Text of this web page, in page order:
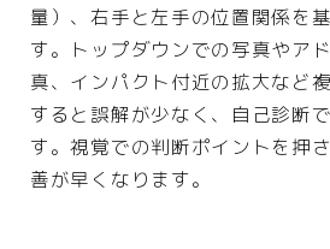
量）、右手と左手の位置関係を
す。トップダウンでの写真やア
真、インパクト付近の拡大など
すると誤解が少なく、自己診断
す。視覚での判断ポイントを押
善が早くなります。